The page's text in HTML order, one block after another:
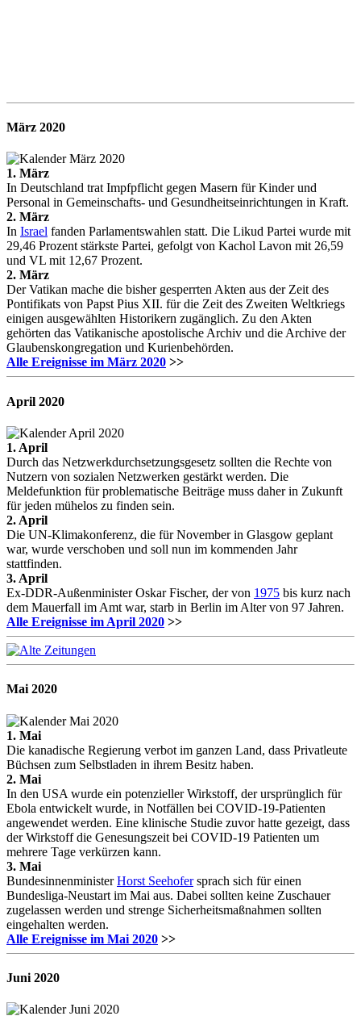
März 2020
1. März
In Deutschland trat Impfpflicht gegen Masern für Kinder und
Personal in Gemeinschafts- und Gesundheitseinrichtungen in Kraft.
2. März
In Israel fanden Parlamentswahlen statt. Die Likud Partei wurde mit
29,46 Prozent stärkste Partei, gefolgt von Kachol Lavon mit 26,59
und VL mit 12,67 Prozent.
2. März
Der Vatikan mache die bisher gesperrten Akten aus der Zeit des
Pontifikats von Papst Pius XII. für die Zeit des Zweiten Weltkriegs
einigen ausgewählten Historikern zugänglich. Zu den Akten
gehörten das Vatikanische apostolische Archiv und die Archive der
Glaubenskongregation und Kurienbehörden.
Alle Ereignisse im März 2020 >>
April 2020
1. April
Durch das Netzwerkdurchsetzungsgesetz sollten die Rechte von
Nutzern von sozialen Netzwerken gestärkt werden. Die
Meldefunktion für problematische Beiträge muss daher in Zukunft
für jeden mühelos zu finden sein.
2. April
Die UN-Klimakonferenz, die für November in Glasgow geplant
war, wurde verschoben und soll nun im kommenden Jahr
stattfinden.
3. April
Ex-DDR-Außenminister Oskar Fischer, der von 1975 bis kurz nach
dem Mauerfall im Amt war, starb in Berlin im Alter von 97 Jahren.
Alle Ereignisse im April 2020 >>
Mai 2020
1. Mai
Die kanadische Regierung verbot im ganzen Land, dass Privatleute
Büchsen zum Selbstladen in ihrem Besitz haben.
2. Mai
In den USA wurde ein potenzieller Wirkstoff, der ursprünglich für
Ebola entwickelt wurde, in Notfällen bei COVID-19-Patienten
angewendet werden. Eine klinische Studie zuvor hatte gezeigt, dass
der Wirkstoff die Genesungszeit bei COVID-19 Patienten um
mehrere Tage verkürzen kann.
3. Mai
BundesinnenministerHorst Seehofersprach sich für einen
Bundesliga-Neustart im Mai aus. Dabei sollten keine Zuschauer
zugelassen werden und strenge Sicherheitsmaßnahmen sollten
eingehalten werden.
Alle Ereignisse im Mai 2020 >>
Juni 2020